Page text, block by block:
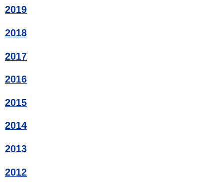
2019
2018
2017
2016
2015
2014
2013
2012